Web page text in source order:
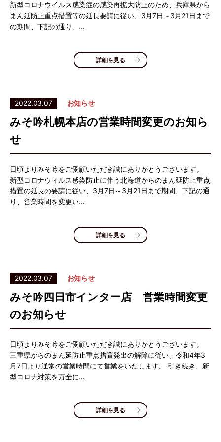
新型コロナウイルス感染症の感染再拡大防止のため、兵庫県から
まん延防止重点措置等の延長要請に従い、3月7日～3月21日まで
の期間、下記の通り、…
詳細を見る
2022.03.07 お知らせ
みそ吟札幌本店の営業時間変更のお知ら
せ
日頃よりみそ吟をご愛顧いただき誠にありがとうございます。
新型コロナウィルス感染防止に伴う北海道からのまん延防止重点
措置の延長の要請に従い、3月7日～3月21日まで期間、下記の通
り、営業時間を変更い…
詳細を見る
2022.03.07 お知らせ
みそ吟四日市インター店 営業時間変更
のお知らせ
日頃よりみそ吟をご愛顧いただき誠にありがとうございます。
三重県からのまん延防止重点措置発出の解除に従い、令和4年3
月7日より通常の営業時間にて営業をいたします。 引き続き、新
型コロナ対策を万全に…
詳細を見る